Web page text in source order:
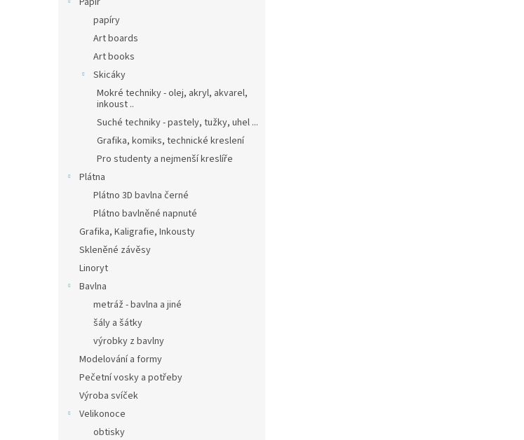
papíry
Art boards
Art books
Skicáky
Mokré techniky - olej, akryl, akvarel,
inkoust ..
Suché techniky - pastely, tužky, uhel ...
Grafika, komiks, technické kreslení
Pro studenty a nejmenší kreslíře
Plátna
Plátno 3D bavlna černé
Plátno bavlněné napnuté
Grafika, Kaligrafie, Inkousty
Skleněné závěsy
Linoryt
Bavlna
metráž - bavlna a jiné
šály a šátky
výrobky z bavlny
Modelování a formy
Pečetní vosky a potřeby
Výroba svíček
Velikonoce
obtisky